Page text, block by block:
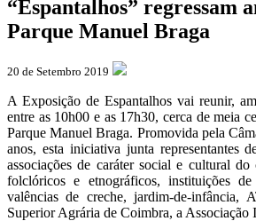
“Espantalhos” regressam
Parque Manuel Braga
20 de Setembro 2019
A Exposição de Espantalhos vai reunir,
entre as 10h00 e as 17h30, cerca de meia
Parque Manuel Braga. Promovida pela
anos, esta iniciativa junta representantes
associações de caráter social e cultural
folclóricos e etnográficos, instituições
valências de creche, jardim-de-infância,
Superior Agrária de Coimbra, a Associação